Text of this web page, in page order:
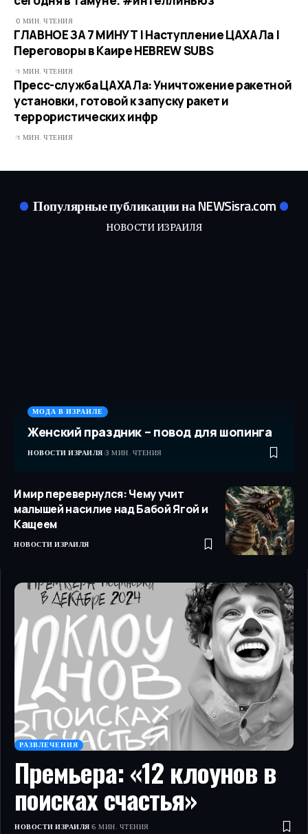
0 МИН. ЧТЕНИЯ
ГЛАВНОЕ ЗА 7 МИНУТ | Наступление ЦАХАЛа |
Переговоры в Каире HEBREW SUBS
1 МИН. ЧТЕНИЯ
Пресс-служба ЦАХАЛа: Уничтожение ракетной
установки, готовой к запуску ракет и
террористических инфр
1 МИН. ЧТЕНИЯ
Популярные публикации на NEWSisra.com
НОВОСТИ ИЗРАИЛЯ
МОДА В ИЗРАИЛЕ
Женский праздник – повод для шопинга
НОВОСТИ ИЗРАИЛЯ 3 МИН. ЧТЕНИЯ
И мир перевернулся: Чему учит
малышей насилие над Бабой Ягой и
Кащеем
НОВОСТИ ИЗРАИЛЯ
РАЗВЛЕЧЕНИЯ
Премьера: «12 клоунов в
поисках счастья»
НОВОСТИ ИЗРАИЛЯ 6 МИН. ЧТЕНИЯ